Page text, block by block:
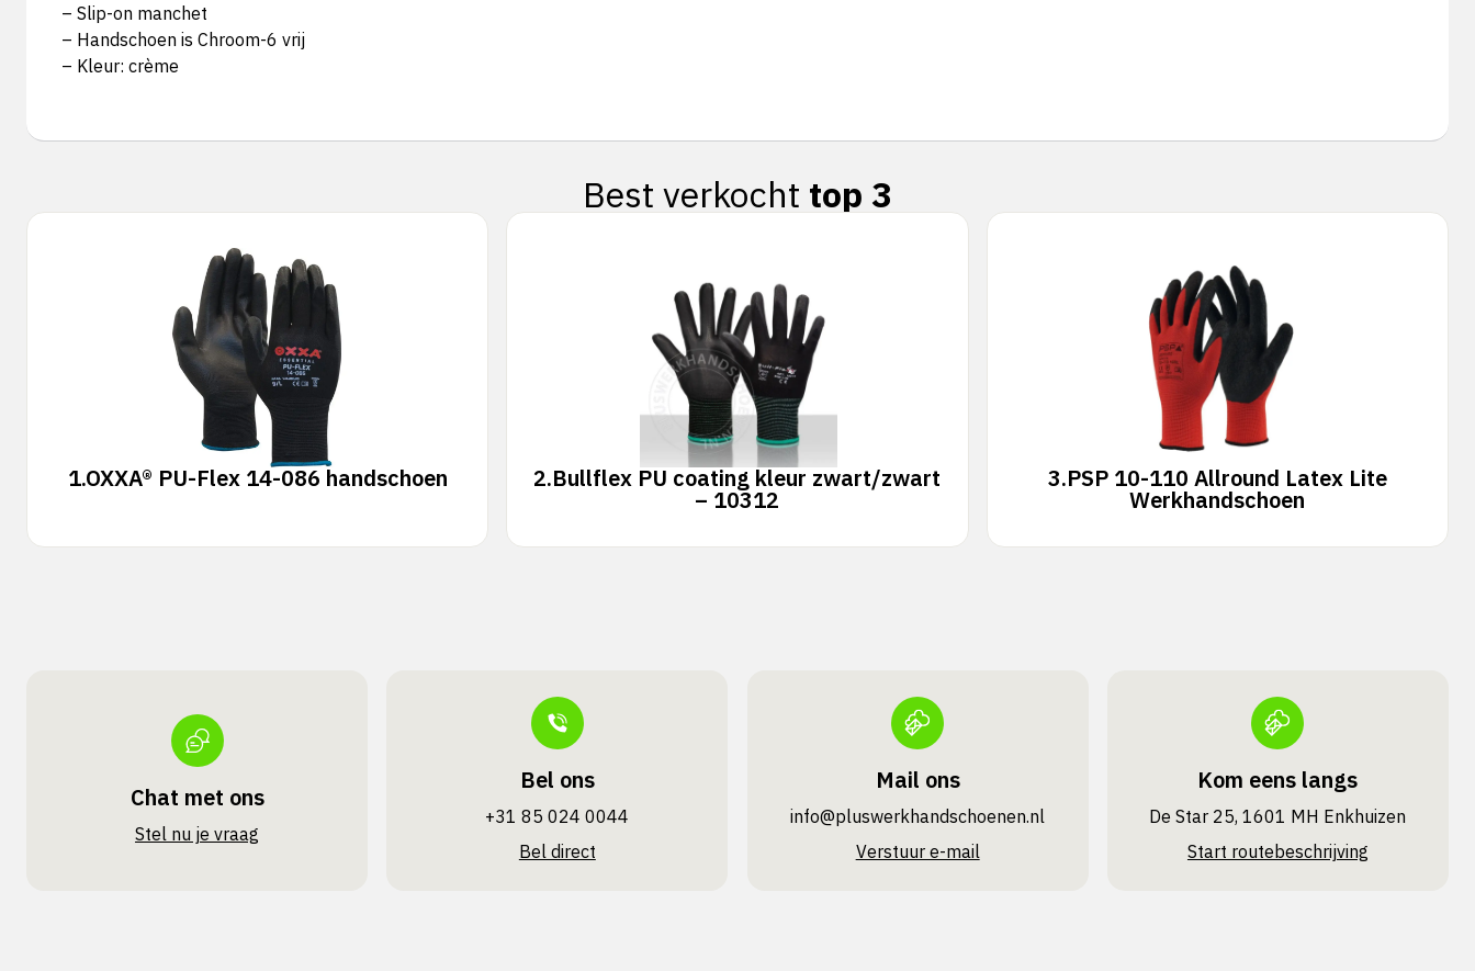
– Slip-on manchet
– Handschoen is Chroom-6 vrij
– Kleur: crème
Best verkocht top 3
1.OXXA® PU-Flex 14-086 handschoen 2.Bullflex PU coating kleur zwart/zwart
– 10312
3.PSP 10-110 Allround Latex Lite
Werkhandschoen
Chat met ons
Stel nu je vraag
Bel ons
+31 85 024 0044
Bel direct
Mail ons
info@pluswerk­handschoenen.nl
Verstuur e-mail
Kom eens langs
De Star 25, 1601 MH Enkhuizen
Start routebeschrijving